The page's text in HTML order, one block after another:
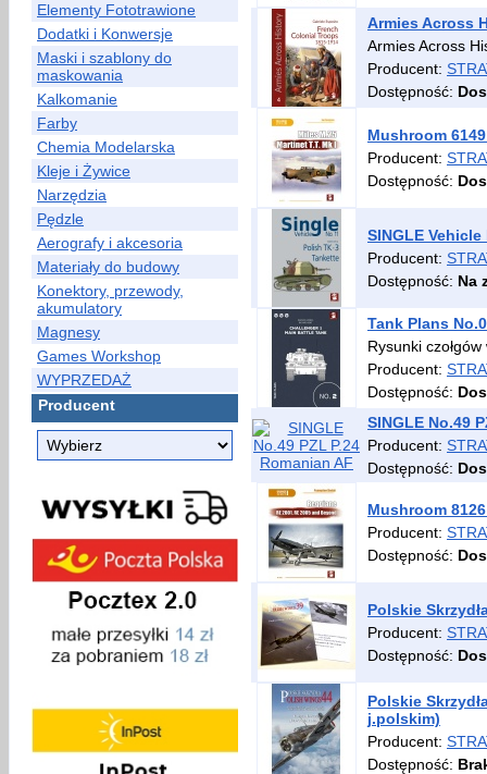
Elementy Fototrawione
Dodatki i Konwersje
Maski i szablony do
maskowania
Kalkomanie
Farby
Chemia Modelarska
Kleje i Żywice
Narzędzia
Pędzle
Aerografy i akcesoria
Materiały do budowy
Konektory, przewody,
akumulatory
Magnesy
Games Workshop
WYPRZEDAŻ
Producent
Armies Across
Armies Across
Producent:
Dostępność:
Mushroom
Producent:
Dostępność:
SINGLE
Producent:
Dostępność: Na
Tank Plans
Rysunki
Producent:
Dostępność:
SINGLE No.49
Producent:
Dostępność:
Mushroom
Producent:
Dostępność:
Polskie
Producent:
Dostępność:
Polskie
j.polskim)
Producent:
Dostępność: